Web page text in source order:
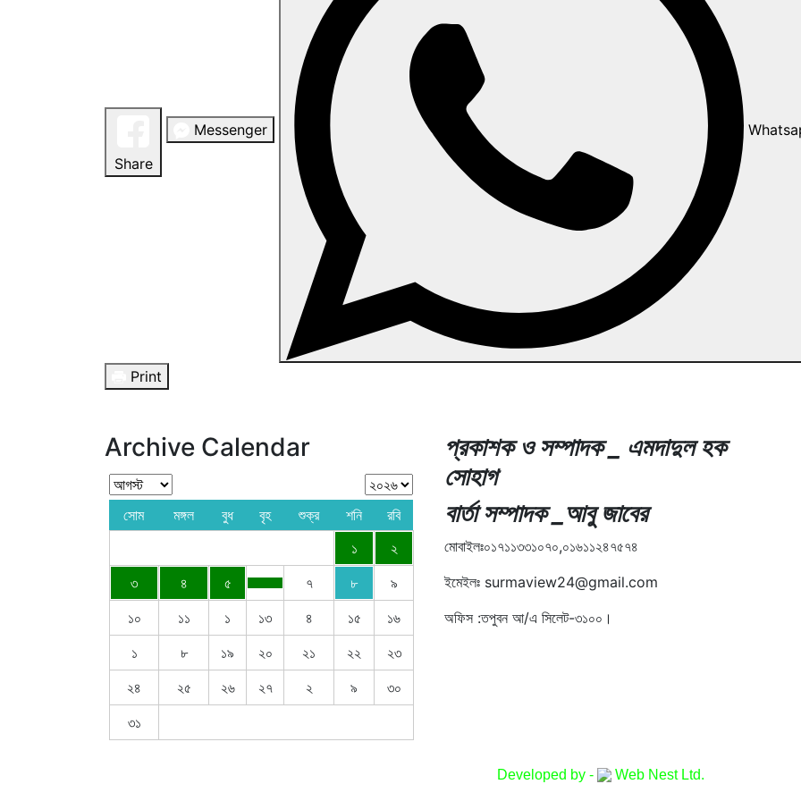
Share
Messenger
Print
Archive Calendar
সোম মঙ্গল বুধ বৃহ শুক্র শনি
রবি
১
২
৩
৪ ৫ ৭ ৮
৯
১০
১১ ১ ১৩ ৪ ১৫
১৬
১
৮ ১৯ ২০ ২১ ২২
২৩
২৪
২৫ ২৬ ২৭ ২ ৯
৩০
৩১
প্রকাশক ও সম্পাদক _ এমদাদুল হক
সোহাগ
বার্তা সম্পাদক _আবু জাবের
মোবাইলঃ০১৭১১৩৩১০৭০,০১৬১১২৪৭৫৭৪
ইমেইলঃ surmaview24@gmail.com
অফিস :তপুবন আ/এ সিলেট-৩১০০।
Developed by - Web Nest Ltd.